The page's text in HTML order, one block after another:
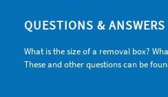
QUESTIONS & ANSWERS
What is the size of a removal box?
These and other questions can be